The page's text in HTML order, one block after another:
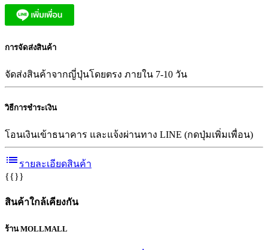
การจัดส่งสินค้า
จัดส่งสินค้าจากญี่ปุ่นโดยตรง ภายใน 7-10 วัน
วิธีการชำระเงิน
โอนเงินเข้าธนาคาร และแจ้งผ่านทาง LINE (กดปุ่มเพิ่มเพื่อน)
list รายละเอียดสินค้า
{{}}
สินค้าใกล้เคียงกัน
ร้าน MOLLMALL